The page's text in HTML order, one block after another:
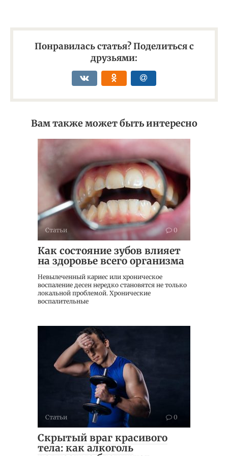
Понравилась статья? Поделиться с
друзьями:
Вам также может быть интересно
Статьи 0
Как состояние зубов влияет
на здоровье всего организма
Невылеченный кариес или хроническое
воспаление десен нередко становятся не только
локальной проблемой. Хронические
воспалительные
Статьи 0
Скрытый враг красивого
тела: как алкоголь